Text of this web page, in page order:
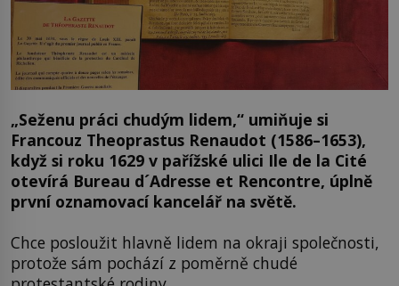
„Seženu práci chudým lidem,“ umiňuje si
Francouz Theoprastus Renaudot (1586–1653),
když si roku 1629 v pařížské ulici Ile de la Cité
otevírá Bureau d´Adresse et Rencontre, úplně
první oznamovací kancelář na světě.
Chce posloužit hlavně lidem na okraji společnosti,
protože sám pochází z poměrně chudé